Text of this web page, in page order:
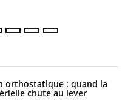
orthostatique : quand la
chute au lever